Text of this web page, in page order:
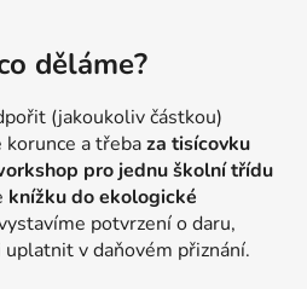
děláme?
(jakoukoliv částkou)
a třebaza tisícovku
pro jednu školní třídu
knížku do ekologické
potvrzení o daru,
v daňovém přiznání.